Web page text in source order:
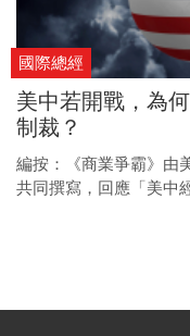
國不僅難以奪取台灣
弱性的艱難抉擇。
國際總經
美中若開戰，為
制裁？
編按：《商業爭霸》由
共同撰寫，回應「美中
謝金河、顏擇雅等各界